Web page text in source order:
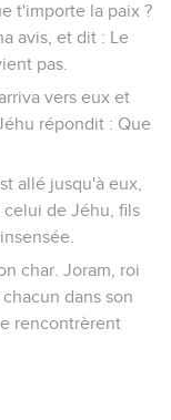
t'importe la paix ?
avis, et dit : Le
pas.
vers eux et
répondit : Que
allé jusqu'à eux,
de Jéhu, fils
char. Joram, roi
dans son
rencontrèrent